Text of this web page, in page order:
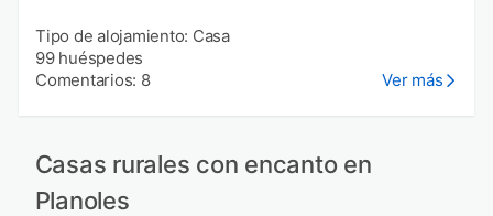
Tipo de alojamiento: Casa
99 huéspedes
Comentarios: 8
Ver más
Casas rurales con encanto en
Planoles